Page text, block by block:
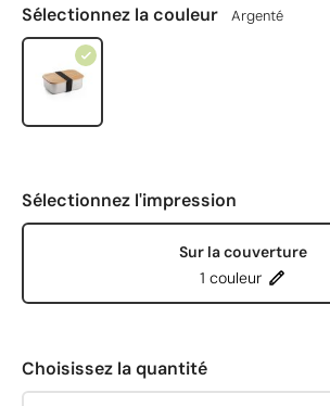
Sélectionnez la couleur Argenté
Sélectionnez l'impression
Sur la couverture
1 couleur
Choisissez la quantité